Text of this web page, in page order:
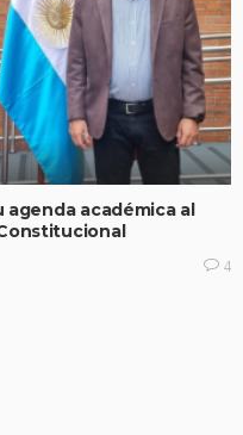
agenda académica al
4